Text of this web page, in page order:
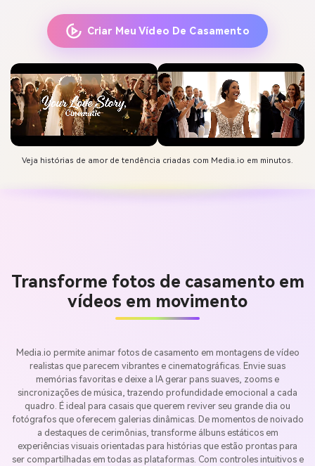
Criar Meu Vídeo De Casamento
Veja histórias de amor de tendência criadas com Media.io em minutos.
Transforme fotos de casamento em
vídeos em movimento
Media.io permite animar fotos de casamento em montagens de vídeo
realistas que parecem vibrantes e cinematográficas. Envie suas
memórias favoritas e deixe a IA gerar pans suaves, zooms e
sincronizações de música, trazendo profundidade emocional a cada
quadro. É ideal para casais que querem reviver seu grande dia ou
fotógrafos que oferecem galerias dinâmicas. De momentos de noivado
a destaques de cerimônias, transforme álbuns estáticos em
experiências visuais orientadas para histórias que estão prontas para
ser compartilhadas em todas as plataformas. Com controles intuitivos e